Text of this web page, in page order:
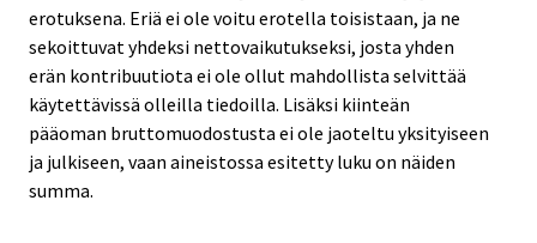
erotuksena. Eriä ei ole voitu erotella toisistaan, ja ne
sekoittuvat yhdeksi nettovaikutukseksi, josta yhden
erän kontribuutiota ei ole ollut mahdollista selvittää
käytettävissä olleilla tiedoilla. Lisäksi kiinteän
pääoman bruttomuodostusta ei ole jaoteltu yksityiseen
ja julkiseen, vaan aineistossa esitetty luku on näiden
summa.